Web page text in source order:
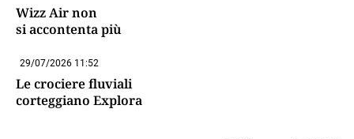
Wizz Air non
si accontenta più
29/07/2026 11:52
Le crociere fluviali
corteggiano Explora